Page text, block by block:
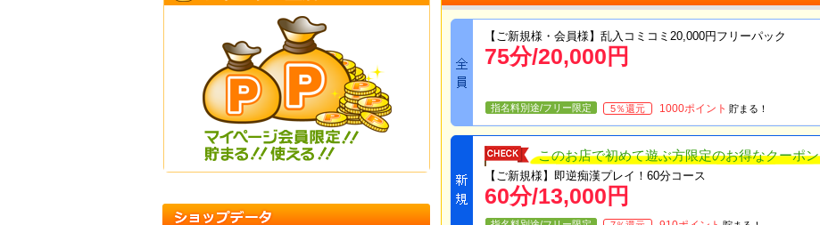
ショップデータ
【ご新規様・会員様】乱入コミコミ20,000円フリーパック
75分/20,000 円
指名料別途/フリー限定 5％還元 1000ポイント 貯まる！
このお店で初めて遊ぶ方限定のお得なクーポン
【ご新規様】即逆痴漢プレイ！60分コース
60分/13,000 円